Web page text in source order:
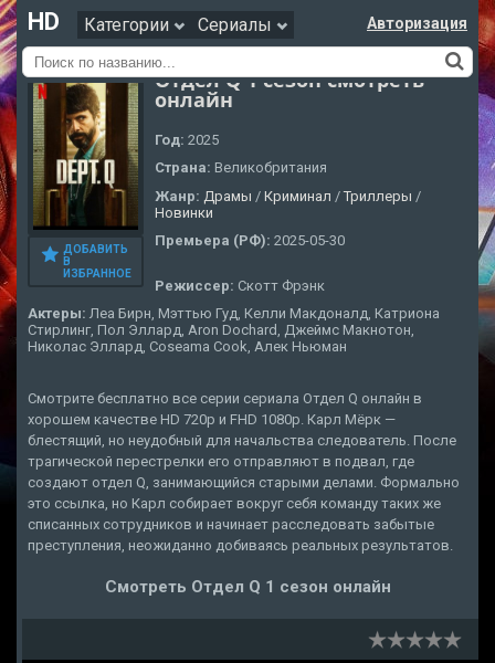
HD Категории Сериалы Авторизация
ДОБАВИТЬ
В
ИЗБРАННОЕ
Отдел Q 1 сезон смотреть
онлайн
Год: 2025
Страна: Великобритания
Жанр: Драмы / Криминал / Триллеры /
Новинки
Премьера (РФ): 2025-05-30
Режиссер: Скотт Фрэнк
Актеры: Леа Бирн, Мэттью Гуд, Келли Макдоналд, Катриона
Стирлинг, Пол Эллард, Aron Dochard, Джеймс Макнотон,
Николас Эллард, Coseama Cook, Алек Ньюман
Смотрите бесплатно все серии сериала Отдел Q онлайн в
хорошем качестве HD 720p и FHD 1080p. Карл Мёрк —
блестящий, но неудобный для начальства следователь. После
трагической перестрелки его отправляют в подвал, где
создают отдел Q, занимающийся старыми делами. Формально
это ссылка, но Карл собирает вокруг себя команду таких же
списанных сотрудников и начинает расследовать забытые
преступления, неожиданно добиваясь реальных результатов.
Смотреть Отдел Q 1 сезон онлайн